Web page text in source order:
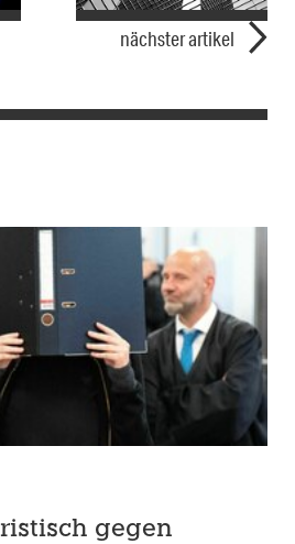
nächster artikel
gegen